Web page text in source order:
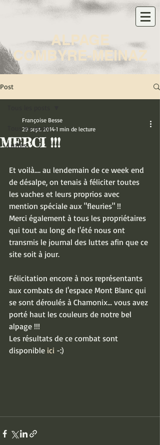
ALPAGE
COMBYRE-MEINAZ
Post
Tous les posts
Luttes
MERCI !!!
Françoise Besse
29 sept. 2014 1 min de lecture
Et voilà.... au lendemain de ce week end
de désalpe, on tenais à féliciter toutes
les vaches et leurs proprios avec
mention spéciale aux "fleuries" !!
Merci également à tous les propriétaires
qui tout au long de l'été nous ont
transmis le journal des luttes afin que ce
site soit à jour.
Félicitation encore à nos représentants
aux combats de l'espace Mont Blanc qui
se sont déroulés à Chamonix... vous avez
porté haut les couleurs de notre bel
alpage !!!
Les résultats de ce combat sont
disponible ici -:)